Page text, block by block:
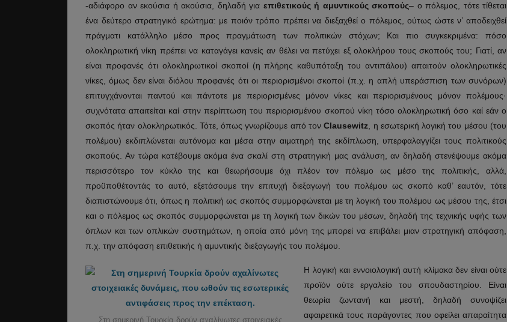
-αδιάφορο αν εκούσια ή ακούσια, δηλαδή για επιθετικούς ή αμυντικούς σκοπούς– ο πόλεμος, τότε τίθεται
ένα δεύτερο στρατηγικό ερώτημα: με ποιόν τρόπο πρέπει να διεξαχθεί ο πόλεμος, ούτως ώστε ν’ αποδειχθεί
πράγματι κατάλληλο μέσο προς πραγμάτωση των πολιτικών στόχων; Και πιο συγκεκριμένα: πόσο
ολοκληρωτική νίκη πρέπει να καταγάγει κανείς αν θέλει να πετύχει εξ ολοκλήρου τους σκοπούς του; Γιατί, αν
είναι προφανές ότι ολοκληρωτικοί σκοποί (η πλήρης καθυπόταξη του αντιπάλου) απαιτούν ολοκληρωτικές
νίκες, όμως δεν είναι διόλου προφανές ότι οι περιορισμένοι σκοποί (π.χ. η απλή υπεράσπιση των συνόρων)
επιτυγχάνονται παντού και πάντοτε με περιορισμένες μόνον νίκες και περιορισμένους μόνον πολέμους·
συχνότατα απαιτείται καί στην περίπτωση του περιορισμένου σκοπού νίκη τόσο ολοκληρωτική όσο καί εάν ο
σκοπός ήταν ολοκληρωτικός. Τότε, όπως γνωρίζουμε από τονClausewitz , η εσωτερική λογική του μέσου (του
πολέμου) εκδιπλώνεται αυτόνομα και μέσα στην αιματηρή της εκδίπλωση, υπερφαλαγγίζει τους πολιτικούς
σκοπούς. Αν τώρα κατέβουμε ακόμα ένα σκαλί στη στρατηγική μας ανάλυση, αν δηλαδή στενέψουμε ακόμα
περισσότερο τον κύκλο της και θεωρήσουμε όχι πλέον τον πόλεμο ως μέσο της πολιτικής, αλλά,
προϋποθέτοντάς το αυτό, εξετάσουμε την επιτυχή διεξαγωγή του πολέμου ως σκοπό καθ’ εαυτόν, τότε
διαπιστώνουμε ότι, όπως η πολιτική ως σκοπός συμμορφώνεται με τη λογική του πολέμου ως μέσου της, έτσι
και ο πόλεμος ως σκοπός συμμορφώνεται με τη λογική των δικών του μέσων, δηλαδή της τεχνικής υφής των
όπλων και των οπλικών συστημάτων, η οποία από μόνη της μπορεί να επιβάλει μιαν στρατηγική απόφαση,
π.χ. την απόφαση επιθετικής ή αμυντικής διεξαγωγής του πολέμου.
Στη σημερινή Τουρκία δρούν αχαλίνωτες στοιχειακές
Η λογική και εννοιολογική αυτή κλίμακα δεν είναι ούτε
προϊόν ούτε εργαλείο του σπουδαστηρίου. Είναι
θεωρία ζωντανή και μεστή, δηλαδή συνοψίζει
αφαιρετικά τους παράγοντες που οφείλει απαραίτητα